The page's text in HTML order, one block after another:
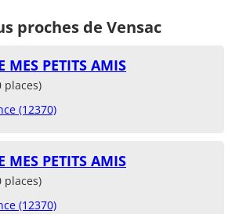
proches de Vensac
MES PETITS AMIS
places)
(12370)
MES PETITS AMIS
places)
(12370)